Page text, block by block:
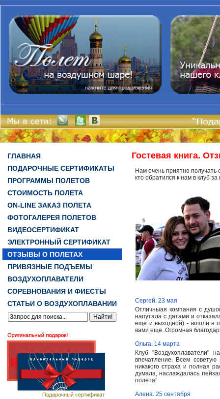
ГЛАВНАЯ
ПОДАРОЧНЫЕ СЕРТИФИКАТЫ
ПРОГРАММЫ ПОЛЕТОВ
СТОИМОСТЬ ПОЛЕТА
ON-LINE ЗАКАЗ ПОЛЕТА
ФОТОГАЛЕРЕЯ ПОЛЕТОВ
ВИДЕОСЕРТИФИКАТ
ЭЛЕКТРОННЫЙ СЕРТИФИКАТ
ОТЗЫВЫ О ПОЛЕТАХ
ПРИВЯЗНЫЕ ПОДЪЕМЫ
ВОЗДУХОПЛАВАТЕЛИ
СОРЕВНОВАНИЯ И ФИЕСТЫ
СТАТЬИ О ВОЗДУХОПЛАВАНИИ
Гостевая книга.
Нам очень приятно
кто обратился к нам в клуб
Сергей. 23 мая
Отличныая компания с
напутала с датами и
еще и выходной) - вошли в
вами еще. Огромная
Ольга. 14 марта
Клуб "Воздухоплаватели"
впечатление. Всем
никакого страха и полная
думала, наслаждалась
полёта!
Алена. 25 сентября